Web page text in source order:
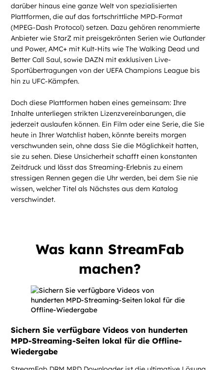
darüber hinaus eine ganze Welt von spezialisierten
Plattformen, die auf das fortschrittliche MPD-Format
(MPEG-Dash Protocol) setzen. Dazu gehören renommierte
Anbieter wie StarZ mit preisgekrönten Serien wie Outlander
und Power, AMC+ mit Kult-Hits wie The Walking Dead und
Better Call Saul, sowie DAZN mit exklusiven Live-
Sportübertragungen von der UEFA Champions League bis
hin zu UFC-Kämpfen.
Doch diese Plattformen haben eines gemeinsam: Ihre
Inhalte unterliegen strikten Lizenzvereinbarungen, die
jederzeit auslaufen können. Ein Film oder eine Serie, die Sie
heute in Ihrer Watchlist haben, könnte bereits morgen
verschwunden sein, ohne dass Sie die Möglichkeit hatten,
sie zu sehen. Diese Unsicherheit schafft einen konstanten
Zeitdruck und lässt das Streaming-Erlebnis zu einem
stressigen Rennen gegen die Uhr werden, bei dem Sie nie
wissen, welcher Titel als Nächstes aus dem Katalog
verschwindet.
Was kann StreamFab
machen?
Sichern Sie verfügbare Videos von hunderten
MPD-Streaming-Seiten lokal für die Offline-
Wiedergabe